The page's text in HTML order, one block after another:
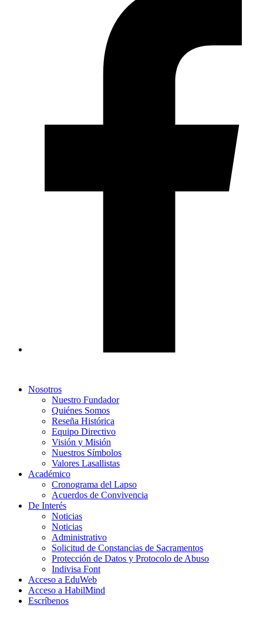
Nosotros
Nuestro Fundador
Quiénes Somos
Reseña Histórica
Equipo Directivo
Visión y Misión
Nuestros Símbolos
Valores Lasallistas
Académico
Cronograma del Lapso
Acuerdos de Convivencia
De Interés
Noticias
Noticias
Administrativo
Solicitud de Constancias de Sacramentos
Protección de Datos y Protocolo de Abuso
Indivisa Font
Acceso a EduWeb
Acceso a HabilMind
Escríbenos